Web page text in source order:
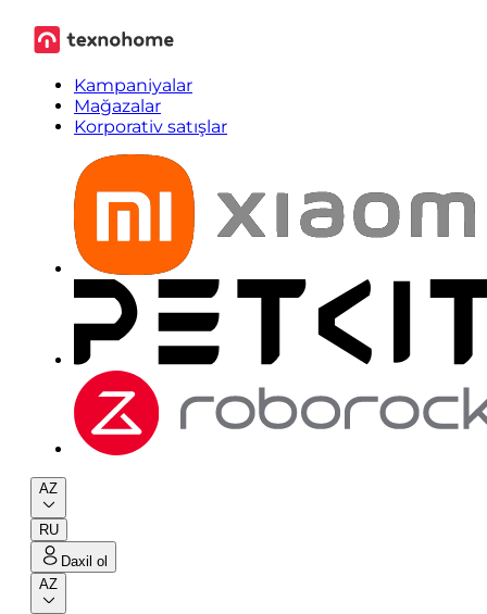
Kampaniyalar
Mağazalar
Korporativ satışlar
AZ
RU
Daxil ol
AZ